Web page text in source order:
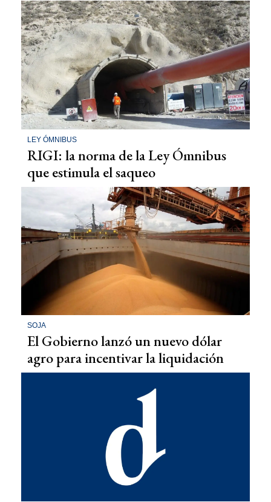
LEY ÓMNIBUS
RIGI: la norma de la Ley Ómnibus
que estimula el saqueo
SOJA
El Gobierno lanzó un nuevo dólar
agro para incentivar la liquidación